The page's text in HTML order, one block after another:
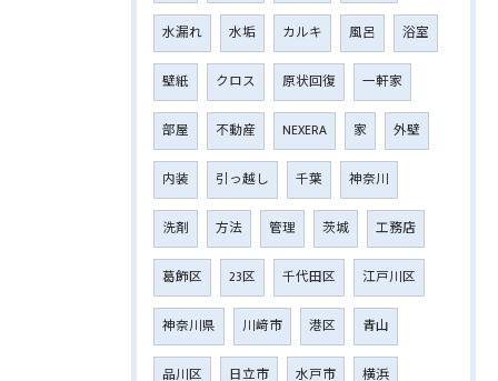
水漏れ 水垢 カルキ 風呂 浴室
壁紙 クロス 原状回復 一軒家
部屋 不動産 NEXERA 家 外壁
内装 引っ越し 千葉 神奈川
洗剤 方法 管理 茨城 工務店
葛飾区 23区 千代田区 江戸川区
神奈川県 川﨑市 港区 青山
品川区 日立市 水戸市 横浜